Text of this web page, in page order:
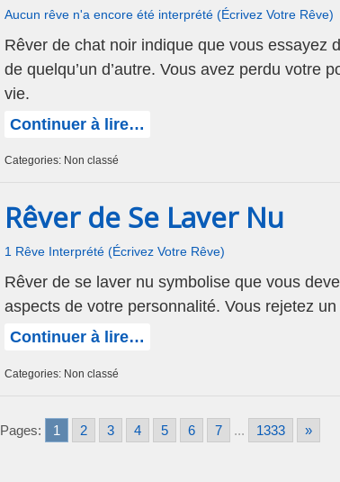
Aucun rêve n'a encore été interprété (Écrivez Votre Rêve)
Rêver de chat noir indique que vous essayez
de quelqu’un d’autre. Vous avez perdu votre
vie.
Continuer à lire…
Categories: Non classé
Rêver de Se Laver Nu
1 Rêve Interprété (Écrivez Votre Rêve)
Rêver de se laver nu symbolise que vous
aspects de votre personnalité. Vous rejetez
Continuer à lire…
Categories: Non classé
Pages: 1 2 3 4 5 6 7 ... 1333 »